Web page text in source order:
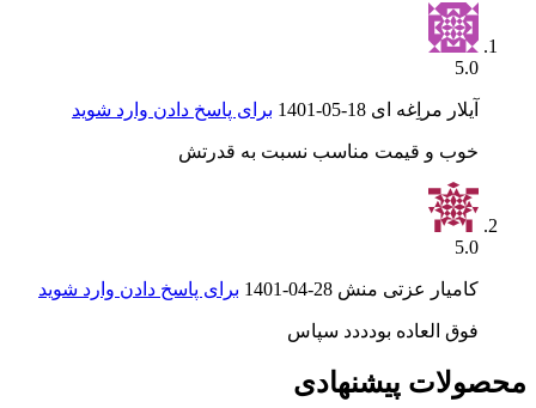
5.0
آیلار مراِغه ای 1401-05-18 برای پاسخ دادن وارد شوید
خوب و قیمت مناسب نسبت به قدرتش
5.0
کامیار عزتی منش 1401-04-28 برای پاسخ دادن وارد شوید
فوق العاده بودددد سپاس
محصولات پیشنهادی